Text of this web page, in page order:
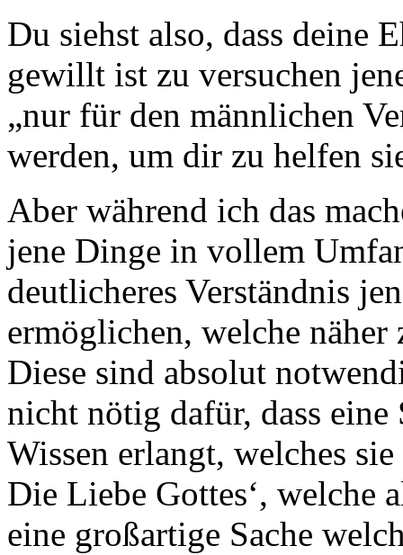
Du siehst also, dass deine
gewillt ist zu versuchen
„nur für den männlichen
werden, um dir zu helfen
Aber während ich das
jene Dinge in vollem
deutlicheres Verständnis
ermöglichen, welche
Diese sind absolut
nicht nötig dafür, dass eine
Wissen erlangt, welches
Die Liebe Gottes‘, welche
eine großartige Sache